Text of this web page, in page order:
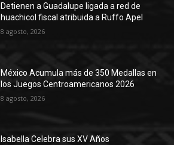
Detienen a Guadalupe ligada a red de
huachicol fiscal atribuida a Ruffo Apel
8 agosto, 2026
México Acumula más de 350 Medallas en
los Juegos Centroamericanos 2026
8 agosto, 2026
Isabella Celebra sus XV Años